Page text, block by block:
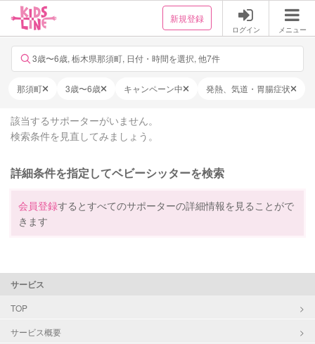
新規登録
ログイン メニュー
3歳〜6歳, 栃木県那須町, 日付・時間を選択, 他7件
那須町 3歳〜6歳 キャンペーン中 発熱、気道・胃腸症状
該当するサポーターがいません。
検索条件を見直してみましょう。
詳細条件を指定してベビーシッターを検索
会員登録するとすべてのサポーターの詳細情報を見ることがで
きます
サービス
TOP
サービス概要